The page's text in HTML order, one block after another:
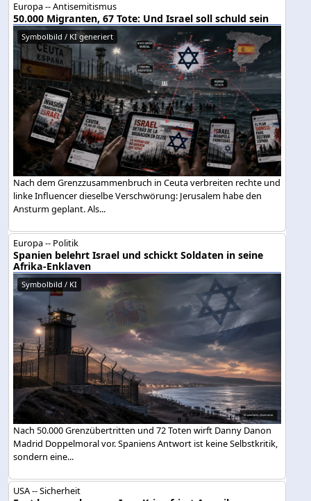
Europa -- Antisemitismus
50.000 Migranten, 67 Tote: Und Israel soll schuld sein
Symbolbild / KI generiert
Nach dem Grenzzusammenbruch in Ceuta verbreiten rechte und
linke Influencer dieselbe Verschwörung: Jerusalem habe den
Ansturm geplant. Als...
Europa -- Politik
Spanien belehrt Israel und schickt Soldaten in seine
Afrika-Enklaven
Symbolbild / KI
Nach 50.000 Grenzübertritten und 72 Toten wirft Danny Danon
Madrid Doppelmoral vor. Spaniens Antwort ist keine Selbstkritik,
sondern eine...
USA -- Sicherheit